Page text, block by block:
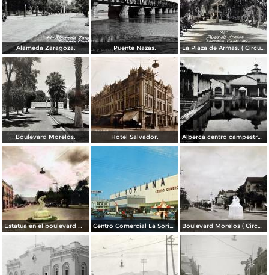
Alameda Zaragoza. Puente Nazas. La Plaza de Armas. ( Circulada el 20 de Abril de 1944 ).
Boulevard Morelos. Hotel Salvador. Alberca centro campestre lagunero.
Estatua en el boulevard Morelos. ( Circulada el 19 de Noviembre de 1936 ). Centro Comercial La Soriana, el primero de esta cadena bajo la modalidad de plaza comercial (circa 1968) Boulevard Morelos ( Circulada el 21 de Enero de 1930 ).